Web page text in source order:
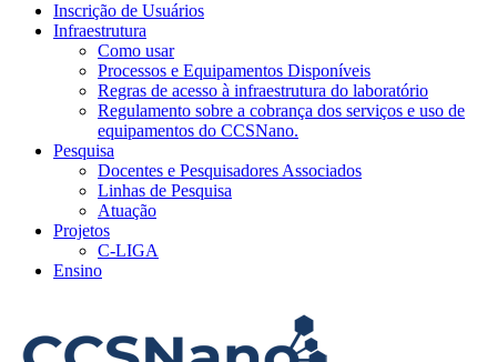
Inscrição de Usuários
Infraestrutura
Como usar
Processos e Equipamentos Disponíveis
Regras de acesso à infraestrutura do laboratório
Regulamento sobre a cobrança dos serviços e uso de
equipamentos do CCSNano.
Pesquisa
Docentes e Pesquisadores Associados
Linhas de Pesquisa
Atuação
Projetos
C-LIGA
Ensino